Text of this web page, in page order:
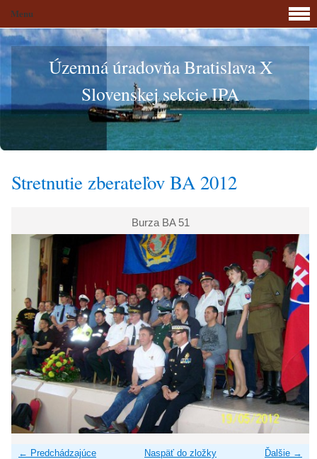
Územná úradovňa Bratislava X
Slovenskej sekcie IPA
Stretnutie zberateľov BA 2012
Burza BA 51
← Predchádzajúce Ďalšie →
Naspäť do zložky
Menu